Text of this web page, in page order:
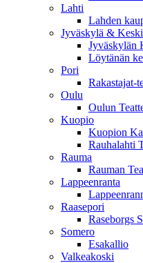
Lahti
Lahden
Jyväskylä &
Jyväskylän
Löytänän
Pori
Rakastajat-
Oulu
Oulun
Kuopio
Kuopion
Rauhalahti
Rauma
Rauman
Lappeenranta
Raasepori
Raseborgs
Somero
Esakallio
Valkeakoski